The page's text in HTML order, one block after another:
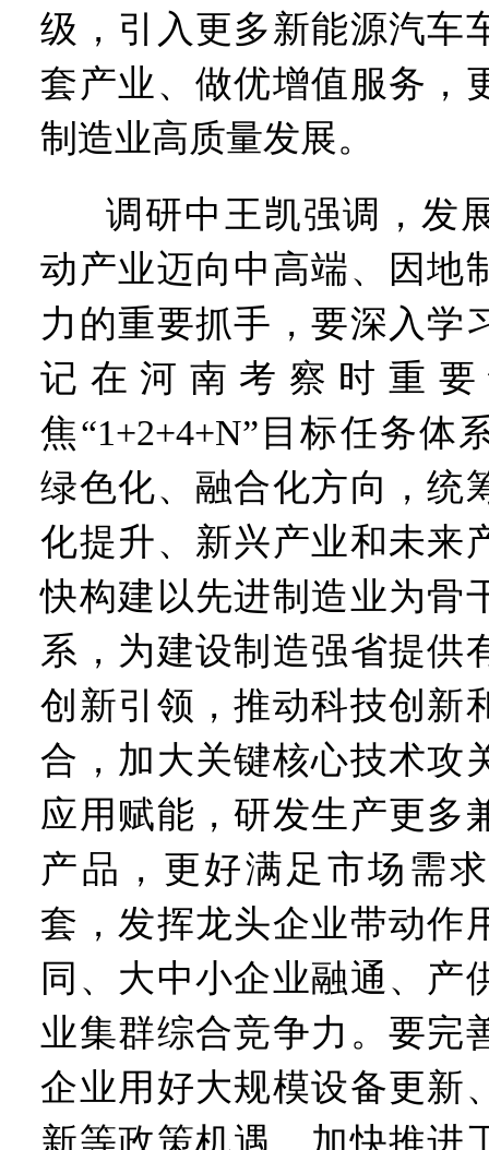
级，引入更多新能源汽车
套产业、做优增值服务，
制造业高质量发展。
调研中王凯强调，发
动产业迈向中高端、因地
力的重要抓手，要深入学
记在河南考察时重
焦“1+2+4+N”目标任务体
绿色化、融合化方向，统
化提升、新兴产业和未来
快构建以先进制造业为骨
系，为建设制造强省提供
创新引领，推动科技创新
合，加大关键核心技术攻
应用赋能，研发生产更多
产品，更好满足市场需
套，发挥龙头企业带动作
同、大中小企业融通、产
业集群综合竞争力。要完
企业用好大规模设备更新
新等政策机遇，加快推进